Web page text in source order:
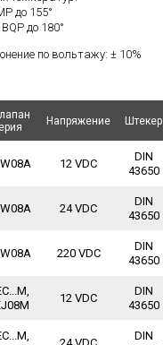
до 155°
до 180°
по вольтажу: ± 10%
Напряжение Штекер
12 VDC
DIN
43650
24 VDC
DIN
43650
220 VDC
DIN
43650
12 VDC
DIN
43650
DIN
Напряжение Штекер